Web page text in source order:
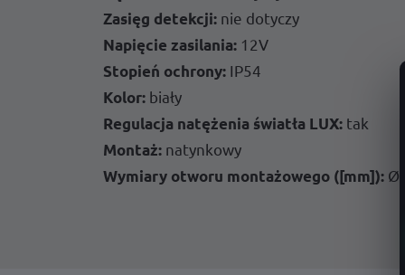
Zasięg detekcji: nie dotyczy
Napięcie zasilania: 12V
Stopień ochrony: IP54
Kolor: biały
Regulacja natężenia światła LUX: tak
Montaż: natynkowy
Wymiary otworu montażowego ([mm]):